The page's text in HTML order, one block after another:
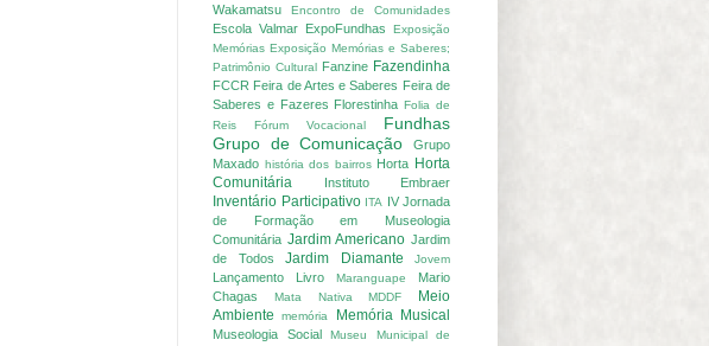
Wakamatsu
Encontro de Comunidades
Escola Valmar ExpoFundhas
Exposição
Memórias Exposição Memórias e Saberes;
Patrimônio Cultural
Fanzine Fazendinha
FCCR Feira de Artes e Saberes Feira de
Saberes e Fazeres Florestinha Folia de
Reis
Fórum Vocacional
Fundhas
Grupo de Comunicação
Grupo
Maxado história dos bairros Horta Horta
Comunitária
Instituto Embraer
Inventário Participativo ITA
IV Jornada
de Formação em Museologia
Comunitária Jardim Americano Jardim
de Todos
Jardim Diamante Jovem
Lançamento Livro Maranguape
Mario
Chagas
Mata Nativa MDDF
Meio
Ambiente
memória Memória Musical
Museologia Social
Museu Municipal de